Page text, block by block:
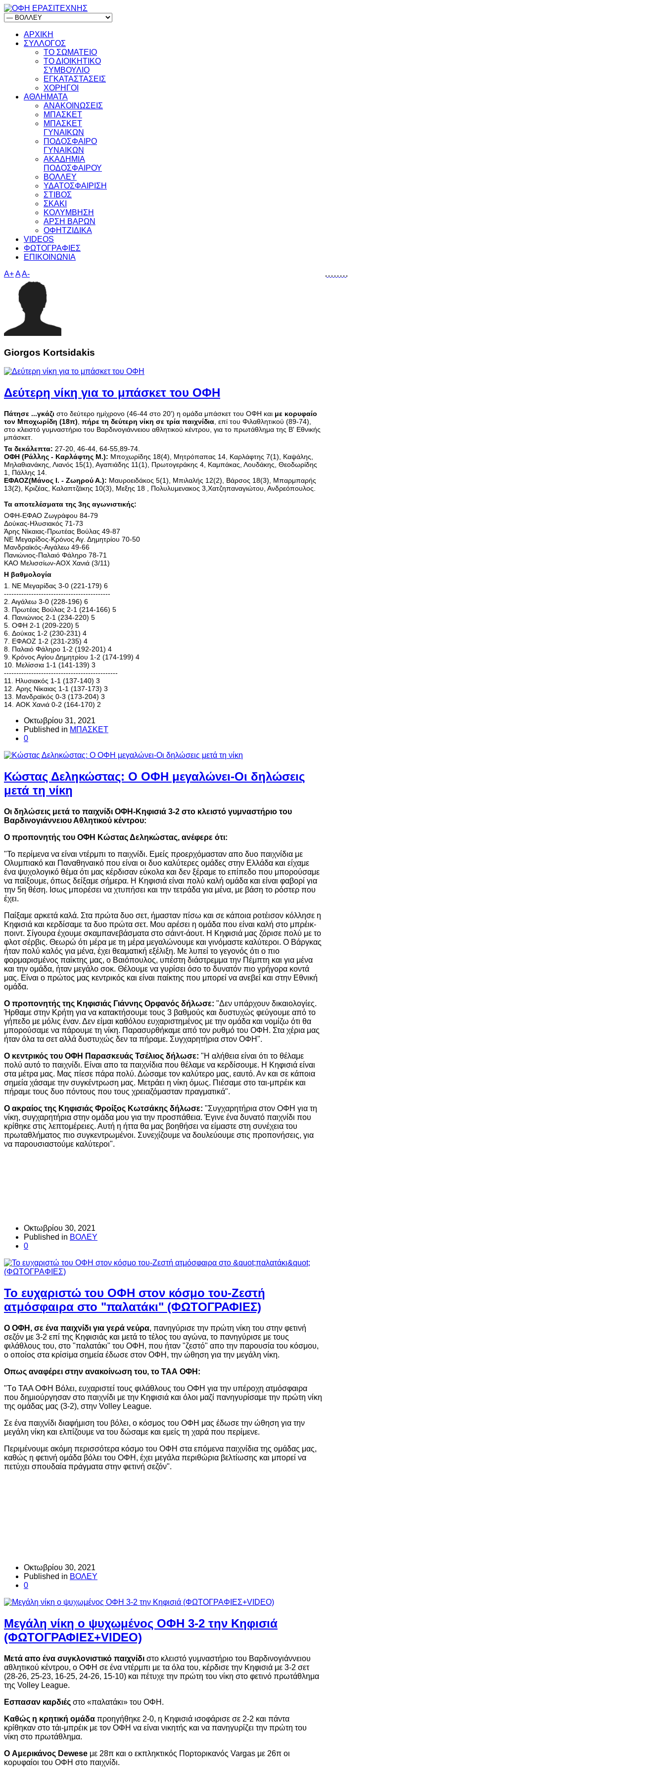
ΑΡΧΙΚΗ
ΣΥΛΛΟΓΟΣ
ΤΟ ΣΩΜΑΤΕΙΟ
ΤΟ ΔΙΟΙΚΗΤΙΚΟ
ΣΥΜΒΟΥΛΙΟ
ΕΓΚΑΤΑΣΤΑΣΕΙΣ
ΧΟΡΗΓΟΙ
ΑΘΛΗΜΑΤΑ
ΑΝΑΚΟΙΝΩΣΕΙΣ
ΜΠΑΣΚΕΤ
ΜΠΑΣΚΕΤ
ΓΥΝΑΙΚΩΝ
ΠΟΔΟΣΦΑΙΡΟ
ΓΥΝΑΙΚΩΝ
ΑΚΑΔΗΜΙΑ
ΠΟΔΟΣΦΑΙΡΟΥ
ΒΟΛΛΕΥ
ΥΔΑΤΟΣΦΑΙΡΙΣΗ
ΣΤΙΒΟΣ
ΣΚΑΚΙ
ΚΟΛΥΜΒΗΣΗ
ΑΡΣΗ ΒΑΡΩΝ
ΟΦΗΤΖΙΔΙΚΑ
VIDEOS
ΦΩΤΟΓΡΑΦΙΕΣ
ΕΠΙΚΟΙΝΩΝΙΑ
A+AA-
Giorgos Kortsidakis
Δεύτερη νίκη για το μπάσκετ του ΟΦΗ
Πάτησε ...γκάζι στο δεύτερο ημίχρονο (46-44 στο 20') η ομάδα μπάσκετ του ΟΦΗ και με κορυφαίο
τον Μποχωρίδη (18π), πήρε τη δεύτερη νίκη σε τρία παιχνίδια, επί του Φιλαθλητικού (89-74),
στο κλειστό γυμναστήριο του Βαρδινογιάννειου αθλητικού κέντρου, για το πρωτάθλημα της Β' Εθνικής
μπάσκετ.
Τα δεκάλεπτα: 27-20, 46-44, 64-55,89-74.
ΟΦΗ (Ράλλης - Καρλάφτης Μ.): Μποχωρίδης 18(4), Μητρόπαπας 14, Καρλάφτης 7(1), Καψάλης,
Μηλαθιανάκης, Λιανός 15(1), Αγαπιάδης 11(1), Πρωτογεράκης 4, Καμπάκας, Λουδάκης, Θεοδωρίδης
1, Πάλλης 14.
ΕΦΑΟΖ(Μάνος Ι. - Ζωηρού Α.): Μαυροειδάκος 5(1), Μπιλαλής 12(2), Βάρσος 18(3), Μπαρμπαρής
13(2), Κριζέας, Καλαπτζάκης 10(3), Μεξης 18 , Πολυλυμενακος 3,Χατζηπαναγιώτου, Ανδρεόπουλος.
Τα αποτελέσματα της 3ης αγωνιστικής:
ΟΦΗ-ΕΦΑΟ Ζωγράφου 84-79
Δούκας-Ηλυσιακός 71-73
Άρης Νίκαιας-Πρωτέας Βούλας 49-87
ΝΕ Μεγαρίδος-Κρόνος Αγ. Δημητρίου 70-50
Μανδραϊκός-Αιγάλεω 49-66
Πανιώνιος-Παλαιό Φάληρο 78-71
ΚΑΟ Μελισσίων-ΑΟΧ Χανιά (3/11)
H βαθμολογία
1. ΝΕ Μεγαρίδας 3-0 (221-179) 6
-------------------------------------------
2. Αιγάλεω 3-0 (228-196) 6
3. Πρωτέας Βούλας 2-1 (214-166) 5
4. Πανιώνιος 2-1 (234-220) 5
5. ΟΦΗ 2-1 (209-220) 5
6. Δούκας 1-2 (230-231) 4
7. ΕΦΑΟΖ 1-2 (231-235) 4
8. Παλαιό Φάληρο 1-2 (192-201) 4
9. Κρόνος Αγίου Δημητρίου 1-2 (174-199) 4
10. Μελίσσια 1-1 (141-139) 3
----------------------------------------------
11. Ηλυσιακός 1-1 (137-140) 3
12. Αρης Νίκαιας 1-1 (137-173) 3
13. Μανδραϊκός 0-3 (173-204) 3
14. ΑΟΚ Χανιά 0-2 (164-170) 2
Οκτωβρίου 31, 2021
Published in ΜΠΑΣΚΕΤ
0
Κώστας Δεληκώστας: Ο ΟΦΗ μεγαλώνει-Οι δηλώσεις
μετά τη νίκη
Οι δηλώσεις μετά το παιχνίδι ΟΦΗ-Κηφισιά 3-2 στο κλειστό γυμναστήριο του
Βαρδινογιάννειου Αθλητικού κέντρου:
Ο προπονητής του ΟΦΗ Κώστας Δεληκώστας, ανέφερε ότι:
"Το περίμενα να είναι ντέρμπι το παιχνίδι. Εμείς προερχόμασταν απο δυο παιχνίδια με
Ολυμπιακό και Παναθηναικό που είναι οι δυο καλύτερες ομάδες στην Ελλάδα και είχαμε
ένα ψυχολογικό θέμα ότι μας κέρδισαν εύκολα και δεν ξέραμε το επίπεδο που μπορούσαμε
να παίξουμε, όπως δείξαμε σήμερα. Η Κηφισιά είναι πολύ καλή ομάδα και είναι φαβορί για
την 5η θέση. Ισως μπορέσει να χτυπήσει και την τετράδα για μένα, με βάση το ρόστερ που
έχει.
Παίξαμε αρκετά καλά. Στα πρώτα δυο σετ, ήμασταν πίσω και σε κάποια ροτέισον κόλλησε η
Κηφισιά και κερδίσαμε τα δυο πρώτα σετ. Μου αρέσει η ομάδα που είναι καλή στο μπρέικ-
ποιντ. Σίγουρα έχουμε σκαμπανεβάσματα στο σάιντ-άουτ. Η Κηφισιά μας ζόρισε πολύ με το
φλοτ σέρβις. Θεωρώ ότι μέρα με τη μέρα μεγαλώνουμε και γινόμαστε καλύτεροι. Ο Βάργκας
ήταν πολύ καλός για μένα, έχει θεαματική εξέλιξη. Με λυπεί το γεγονός ότι ο πιο
φορμαρισμένος παίκτης μας, ο Βαιόπουλος, υπέστη διάστρεμμα την Πέμπτη και για μένα
και την ομάδα, ήταν μεγάλο σοκ. Θέλουμε να γυρίσει όσο το δυνατόν πιο γρήγορα κοντά
μας. Είναι ο πρώτος μας κεντρικός και είναι παίκτης που μπορεί να ανεβεί και στην Εθνική
ομάδα.
Ο προπονητής της Κηφισιάς Γιάννης Ορφανός δήλωσε: "Δεν υπάρχουν δικαιολογίες.
Ήρθαμε στην Κρήτη για να κατακτήσουμε τους 3 βαθμούς και δυστυχώς φεύγουμε από το
γήπεδο με μόλις έναν. Δεν είμαι καθόλου ευχαριστημένος με την ομάδα και νομίζω ότι θα
μπορούσαμε να πάρουμε τη νίκη. Παρασυρθήκαμε από τον ρυθμό του ΟΦΗ. Στα χέρια μας
ήταν όλα τα σετ αλλά δυστυχώς δεν τα πήραμε. Συγχαρητήρια στον ΟΦΗ".
Ο κεντρικός του ΟΦΗ Παρασκευάς Τσέλιος δήλωσε: "Η αλήθεια είναι ότι το θέλαμε
πολύ αυτό το παιχνίδι. Είναι απο τα παιχνίδια που θέλαμε να κερδίσουμε. Η Κηφισιά είναι
στα μέτρα μας. Μας πίεσε πάρα πολύ. Δώσαμε τον καλύτερο μας, εαυτό. Αν και σε κάποια
σημεία χάσαμε την συγκέντρωση μας. Μετράει η νίκη όμως. Πιέσαμε στο ται-μπρέικ και
πήραμε τους δυο πόντους που τους χρειαζόμασταν πραγματικά".
Ο ακραίος της Κηφισιάς Φροίξος Κωτσάκης δήλωσε: "Συγχαρητήρια στον ΟΦΗ για τη
νίκη, συγχαρητήρια στην ομάδα μου για την προσπάθεια. Έγινε ένα δυνατό παιχνίδι που
κρίθηκε στις λεπτομέρειες. Αυτή η ήττα θα μας βοηθήσει να είμαστε στη συνέχεια του
πρωταθλήματος πιο συγκεντρωμένοι. Συνεχίζουμε να δουλεύουμε στις προπονήσεις, για
να παρουσιαστούμε καλύτεροι".
Οκτωβρίου 30, 2021
Published in ΒΟΛΕΥ
0
Το ευχαριστώ του ΟΦΗ στον κόσμο του-Ζεστή
ατμόσφαιρα στο "παλατάκι" (ΦΩΤΟΓΡΑΦΙΕΣ)
Ο ΟΦΗ, σε ένα παιχνίδι για γερά νεύρα, πανηγύρισε την πρώτη νίκη του στην φετινή
σεζόν με 3-2 επί της Κηφισιάς και μετά το τέλος του αγώνα, το πανηγύρισε με τους
φιλάθλους του, στο "παλατάκι" του ΟΦΗ, που ήταν "ζεστό" απο την παρουσία του κόσμου,
ο οποίος στα κρίσiμα σημεία έδωσε στον ΟΦΗ, την ώθηση για την μεγάλη νίκη.
Οπως αναφέρει στην ανακοίνωση του, το ΤΑΑ ΟΦΗ:
"Tο ΤΑΑ ΟΦΗ Βόλει, ευχαριστεί τους φιλάθλους του ΟΦΗ για την υπέροχη ατμόσφαιρα
που δημιούργησαν στο παιχνίδι με την Κηφισιά και όλοι μαζί πανηγυρίσαμε την πρώτη νίκη
της ομάδας μας (3-2), στην Volley League.
Σε ένα παιχνίδι διαφήμιση του βόλει, ο κόσμος του ΟΦΗ μας έδωσε την ώθηση για την
μεγάλη νίκη και ελπίζουμε να του δώσαμε και εμείς τη χαρά που περίμενε.
Περιμένουμε ακόμη περισσότερα κόσμο του ΟΦΗ στα επόμενα παιχνίδια της ομάδας μας,
καθώς η φετινή ομάδα βόλει του ΟΦΗ, έχει μεγάλα περιθώρια βελτίωσης και μπορεί να
πετύχει σπουδαία πράγματα στην φετινή σεζόν".
Οκτωβρίου 30, 2021
Published in ΒΟΛΕΥ
0
Mεγάλη νίκη ο ψυχωμένος ΟΦΗ 3-2 την Κηφισιά
(ΦΩΤΟΓΡΑΦΙΕΣ+VIDEO)
Μετά απο ένα συγκλονιστικό παιχνίδι στο κλειστό γυμναστήριο του Βαρδινογιάννειου
αθλητικού κέντρου, ο ΟΦΗ σε ένα ντέρμπι με τα όλα του, κέρδισε την Κηφισιά με 3-2 σετ
(28-26, 25-23, 16-25, 24-26, 15-10) και πέτυχε την πρώτη του νίκη στο φετινό πρωτάθλημα
της Volley League.
Εσπασαν καρδιές στο «παλατάκι» του ΟΦΗ.
Καθώς η κρητική ομάδα προηγήθηκε 2-0, η Κηφισιά ισοφάρισε σε 2-2 και πάντα
κρίθηκαν στο τάι-μπρέικ με τον ΟΦΗ να είναι νικητής και να πανηγυρίζει την πρώτη του
νίκη στο πρωτάθλημα.
O Αμερικάνος Dewese με 28π και ο εκπληκτικός Πορτορικανός Vargas με 26π οι
κορυφαίοι του ΟΦΗ στο παιχνίδι.